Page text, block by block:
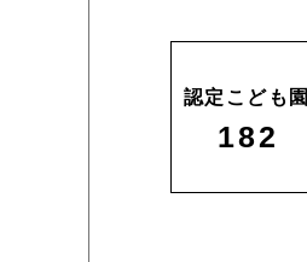
認定こども園
182